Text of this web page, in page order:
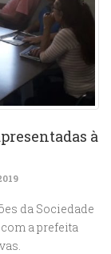
à
da Sociedade
a prefeita